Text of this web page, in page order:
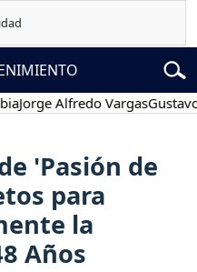
Alfredo VargasGustavo
'Pasión de
para
la
Años